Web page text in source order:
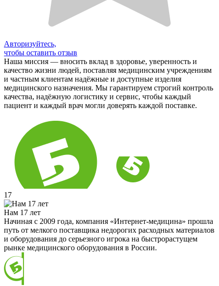
Авторизуйтесь,
чтобы оставить отзыв
Наша миссия — вносить вклад в здоровье, уверенность и
качество жизни людей, поставляя медицинским учреждениям
и частным клиентам надёжные и доступные изделия
медицинского назначения. Мы гарантируем строгий контроль
качества, надёжную логистику и сервис, чтобы каждый
пациент и каждый врач могли доверять каждой поставке.
17
Нам 17 лет
Начиная с 2009 года, компания «Интернет-медицина» прошла
путь от мелкого поставщика недорогих расходных материалов
и оборудования до серьезного игрока на быстрорастущем
рынке медицинского оборудования в России.